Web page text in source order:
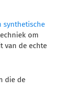
synthetische
om
van de echte
die de